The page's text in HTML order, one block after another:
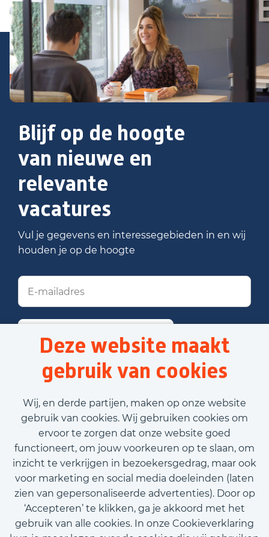
Deze website maakt
gebruik van cookies
Wij, en derde partijen, maken op onze website
gebruik van cookies. Wij gebruiken cookies om
ervoor te zorgen dat onze website goed
functioneert, om jouw voorkeuren op te slaan, om
inzicht te verkrijgen in bezoekersgedrag, maar ook
voor marketing en social media doeleinden (laten
zien van gepersonaliseerde advertenties). Door op
‘Accepteren’ te klikken, ga je akkoord met het
gebruik van alle cookies. In onze Cookieverklaring
Achternaam
E-mailadres
Telefoonnummer
Blijf op de hoogte
van nieuwe en
relevante
vacatures
Vul je gegevens en interessegebieden in en wij
houden je op de hoogte
Stel job alert in